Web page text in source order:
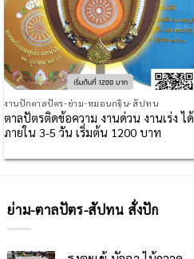
งานปักตาลปัตร-ย่าม-หมอนกฐิน-สัปทน
ตาลปัตรติดข้อความ งานด่วน งานเร่ง ได้
ภายใน 3-5 วัน เริ่มต้น 1200 บาท
ย่าม-ตาลปัตร-สัปทน สั่งปัก